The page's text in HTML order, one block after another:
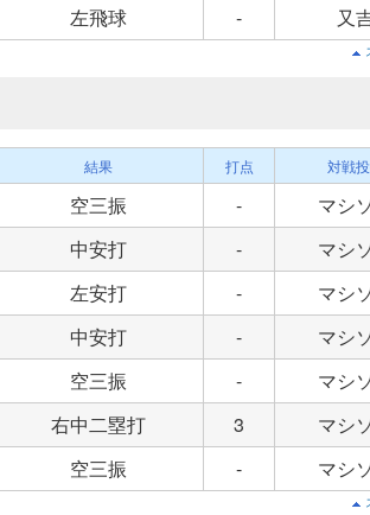
左飛球 - 又
結果 打点 対戦
空三振 -
マシ
中安打 -
マシ
左安打 -
マシ
中安打 -
マシ
空三振 -
マシ
右中二塁打 3
マシ
空三振 - マシ